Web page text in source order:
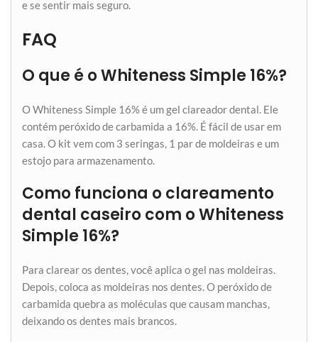
e se sentir mais seguro.
FAQ
O que é o Whiteness Simple 16%?
O Whiteness Simple 16% é um gel clareador dental. Ele
contém peróxido de carbamida a 16%. É fácil de usar em
casa. O kit vem com 3 seringas, 1 par de moldeiras e um
estojo para armazenamento.
Como funciona o clareamento
dental caseiro com o Whiteness
Simple 16%?
Para clarear os dentes, você aplica o gel nas moldeiras.
Depois, coloca as moldeiras nos dentes. O peróxido de
carbamida quebra as moléculas que causam manchas,
deixando os dentes mais brancos.